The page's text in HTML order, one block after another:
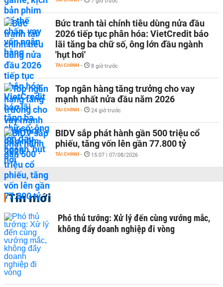
Bức tranh tài chính tiêu dùng nửa đầu
2026 tiếp tục phân hóa: VietCredit báo
lãi tăng ba chữ số, ông lớn đầu ngành
'hụt hơi'
TÀI CHÍNH - 8 giờ trước
Top ngân hàng tăng trưởng cho vay
mạnh nhất nửa đầu năm 2026
TÀI CHÍNH - 24 giờ trước
BIDV sắp phát hành gần 500 triệu cổ
phiếu, tăng vốn lên gần 77.800 tỷ
TÀI CHÍNH - 15:07 | 07/08/2026
Tin mới
Phó thủ tướng: Xử lý đến cùng vướng mắc,
không đẩy doanh nghiệp đi vòng